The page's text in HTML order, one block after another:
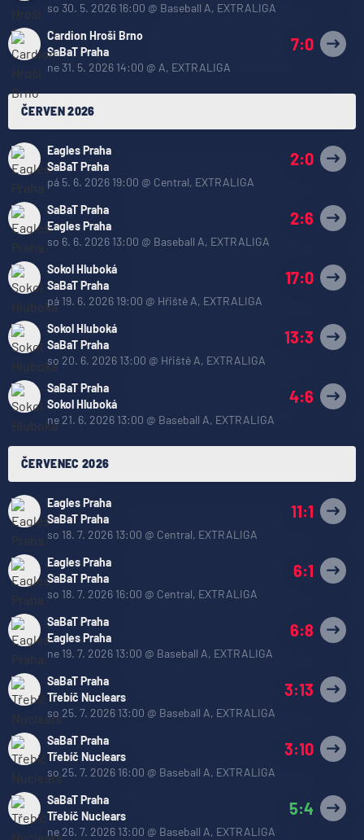
so 30. 5. 2026 16:00 @ Baseball A, EXTRALIGA
Cardion Hroši Brno
SaBaT Praha
7:0
ne 31. 5. 2026 14:00 @ A, EXTRALIGA
ČERVEN 2026
Eagles Praha
SaBaT Praha
2:0
pá 5. 6. 2026 19:00 @ Central, EXTRALIGA
SaBaT Praha
Eagles Praha
2:6
so 6. 6. 2026 13:00 @ Baseball A, EXTRALIGA
Sokol Hluboká
SaBaT Praha
17:0
pá 19. 6. 2026 19:00 @ Hřiště A, EXTRALIGA
Sokol Hluboká
SaBaT Praha
13:3
so 20. 6. 2026 13:00 @ Hřiště A, EXTRALIGA
SaBaT Praha
Sokol Hluboká
4:6
ne 21. 6. 2026 13:00 @ Baseball A, EXTRALIGA
ČERVENEC 2026
Eagles Praha
SaBaT Praha
11:1
so 18. 7. 2026 13:00 @ Central, EXTRALIGA
Eagles Praha
SaBaT Praha
6:1
so 18. 7. 2026 16:00 @ Central, EXTRALIGA
SaBaT Praha
Eagles Praha
6:8
ne 19. 7. 2026 13:00 @ Baseball A, EXTRALIGA
SaBaT Praha
Třebíč Nuclears
3:13
so 25. 7. 2026 13:00 @ Baseball A, EXTRALIGA
SaBaT Praha
Třebíč Nuclears
3:10
so 25. 7. 2026 16:00 @ Baseball A, EXTRALIGA
SaBaT Praha
Třebíč Nuclears
5:4
ne 26. 7. 2026 13:00 @ Baseball A, EXTRALIGA